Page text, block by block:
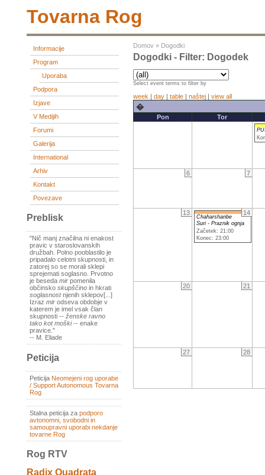
Tovarna Rog
Informacije
Program
Uporaba
Podpora
Izjave
V Medijih
Forumi
Galerija
International
Arhiv
Kontakt
Povezave
Preblisk
"Nič manj značilna ni enakost
pravic v staroslovanskih
družbah. Polno pooblastilo je
pripadalo celotni skupnosti, in
zatorej so se morali sklepi
sprejemati soglasno. Prvotno
je beseda mir pomenila
občinsko skupščino in hkrati
soglasnostnjenih sklepov[...]
Izraz mir odseva obdobje v
katerem je imel vsak član
skupnosti -- ženske ravno
tako kot moški-- enake
pravice."
-- M. Eliade
Peticija
Peticija Neomejeni rog uporabe
/ Support Autonomous Tovarna
Rog
Stalna peticija za podporo
avtonomni, svobodni in
samoupravni uporabi nekdanje
tovarne Rog
Rog RTV
Radix Quadrata
Domov » Dogodki
Dogodki - Filter: Dogodek
Select event terms to filter by
week | day | table | naštej | view all
�
Pon Tor
6 7
13 14
Chaharshanbe
Suri - Praznik ognja
Začetek: 21:00
Konec: 23:00
20 21
27 28